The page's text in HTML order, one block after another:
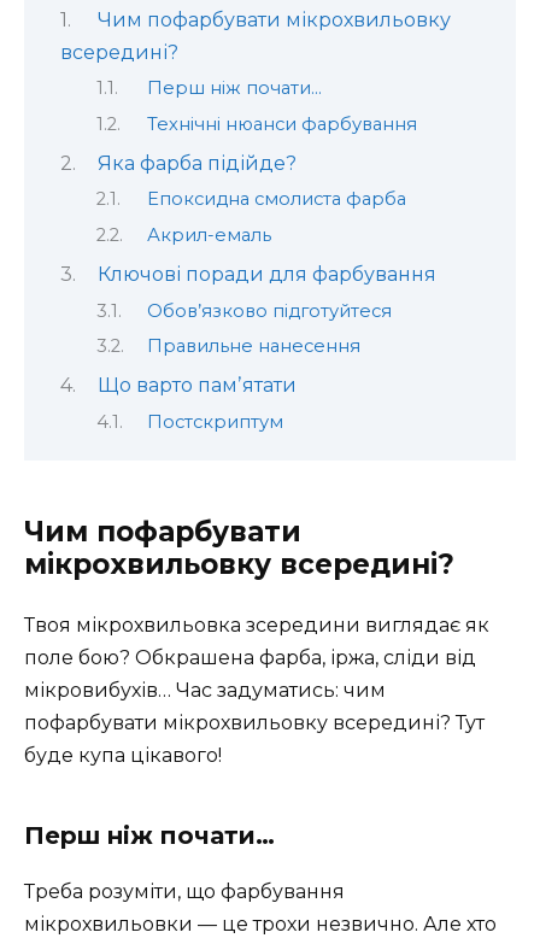
Чим пофарбувати мікрохвильовку
всередині?
Перш ніж почати…
Технічні нюанси фарбування
Яка фарба підійде?
Епоксидна смолиста фарба
Акрил-емаль
Ключові поради для фарбування
Обов’язково підготуйтеся
Правильне нанесення
Що варто памʼятати
Постскриптум
Чим пофарбувати
мікрохвильовку всередині?
Твоя мікрохвильовка зсередини виглядає як
поле бою? Обкрашена фарба, іржа, сліди від
мікровибухів… Час задуматись: чим
пофарбувати мікрохвильовку всередині? Тут
буде купа цікавого!
Перш ніж почати…
Треба розуміти, що фарбування
мікрохвильовки — це трохи незвично. Але хто